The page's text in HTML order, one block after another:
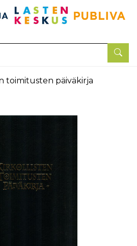
Hae
toimitusten päiväkirja